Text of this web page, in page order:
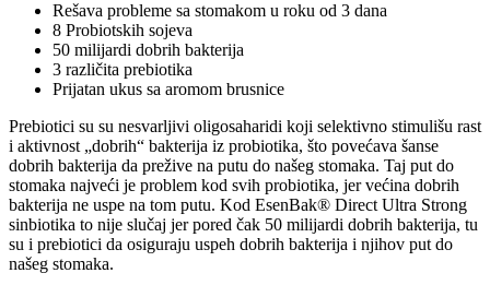
Rešava probleme sa stomakom u roku od 3 dana
8 Probiotskih sojeva
50 milijardi dobrih bakterija
3 različita prebiotika
Prijatan ukus sa aromom brusnice
Prebiotici su su nesvarljivi oligosaharidi koji selektivno stimulišu rast
i aktivnost „dobrih“ bakterija iz probiotika, što povećava šanse
dobrih bakterija da prežive na putu do našeg stomaka. Taj put do
stomaka najveći je problem kod svih probiotika, jer većina dobrih
bakterija ne uspe na tom putu. Kod EsenBak® Direct Ultra Strong
sinbiotika to nije slučaj jer pored čak 50 milijardi dobrih bakterija, tu
su i prebiotici da osiguraju uspeh dobrih bakterija i njihov put do
našeg stomaka.